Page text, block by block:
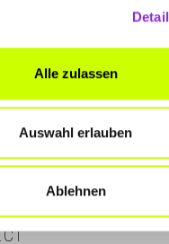
Alle zulassen
Auswahl erlauben
Ablehnen
wir mit saisonalem